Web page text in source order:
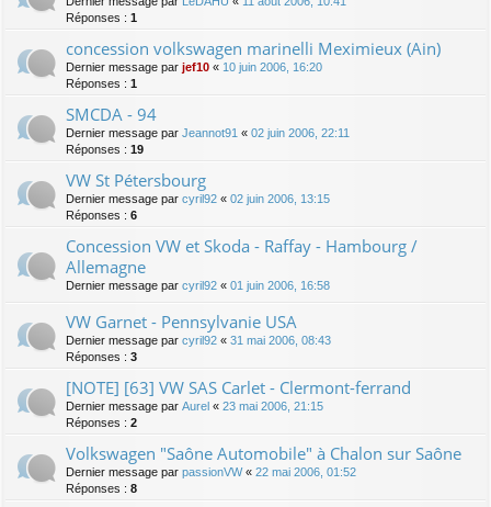
Réponses : 1
concession volkswagen marinelli Meximieux (Ain)
Dernier message par jef10 « 10 juin 2006, 16:20
Réponses : 1
SMCDA - 94
Dernier message par Jeannot91 « 02 juin 2006, 22:11
Réponses : 19
VW St Pétersbourg
Dernier message par cyril92 « 02 juin 2006, 13:15
Réponses : 6
Concession VW et Skoda - Raffay - Hambourg /
Allemagne
Dernier message par cyril92 « 01 juin 2006, 16:58
VW Garnet - Pennsylvanie USA
Dernier message par cyril92 « 31 mai 2006, 08:43
Réponses : 3
[NOTE] [63] VW SAS Carlet - Clermont-ferrand
Dernier message par Aurel « 23 mai 2006, 21:15
Réponses : 2
Volkswagen "Saône Automobile" à Chalon sur Saône
Dernier message par passionVW« 22 mai 2006, 01:52
Réponses : 8